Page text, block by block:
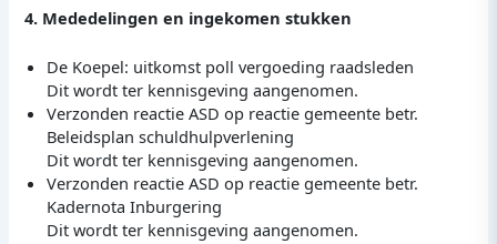
4. Mededelingen en ingekomen stukken
De Koepel: uitkomst poll vergoeding raadsleden
Dit wordt ter kennisgeving aangenomen.
Verzonden reactie ASD op reactie gemeente betr.
Beleidsplan schuldhulpverlening
Dit wordt ter kennisgeving aangenomen.
Verzonden reactie ASD op reactie gemeente betr.
Kadernota Inburgering
Dit wordt ter kennisgeving aangenomen.